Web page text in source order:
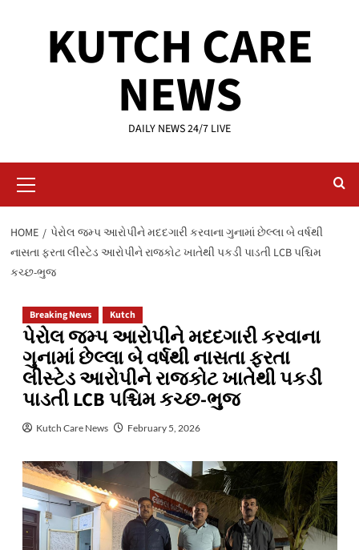
KUTCH CARE
NEWS
DAILY NEWS 24/7 LIVE
Menu
HOME
પેરોલ જમ્પ આરોપીને મદદગારી કરવાના ગુનામાં છેલ્લા બે વર્ષથી
નાસતા ફરતા લીસ્ટેડ આરોપીને રાજકોટ ખાતેથી પકડી પાડતી LCB પશ્ચિમ
કચ્છ-ભુજ
Breaking News Kutch
પેરોલ જમ્પ આરોપીને મદદગારી કરવાના
ગુનામાં છેલ્લા બે વર્ષથી નાસતા ફરતા
લીસ્ટેડ આરોપીને રાજકોટ ખાતેથી પકડી
પાડતી LCB પશ્ચિમ કચ્છ-ભુજ
Kutch Care News February 5, 2026